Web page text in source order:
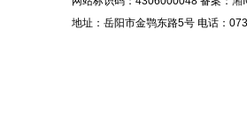
地址：岳阳市金鹗东路5号 电话：